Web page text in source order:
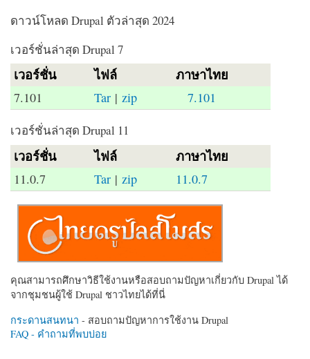
ดาวน์โหลด Drupal ตัวล่าสุด 2024
เวอร์ชั่นล่าสุด Drupal 7
เวอร์ชั่น ไฟล์ ภาษาไทย
7.101 Tar |zip 7.101
เวอร์ชั่นล่าสุด Drupal 11
เวอร์ชั่น ไฟล์ ภาษาไทย
11.0.7 Tar | zip 11.0.7
คุณสามารถศึกษาวิธีใช้งานหรือสอบถามปัญหาเกี่ยวกับ Drupal ได้
จากชุมชนผู้ใช้ Drupal ชาวไทยได้ที่นี่
กระดานสนทนา - สอบถามปัญหาการใช้งาน Drupal
FAQ - คำถามที่พบบ่อย